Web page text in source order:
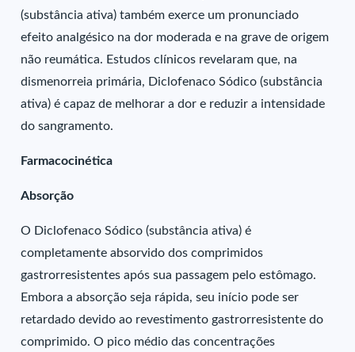
(substância ativa) também exerce um pronunciado
efeito analgésico na dor moderada e na grave de origem
não reumática. Estudos clínicos revelaram que, na
dismenorreia primária, Diclofenaco Sódico (substância
ativa) é capaz de melhorar a dor e reduzir a intensidade
do sangramento.
Farmacocinética
Absorção
O Diclofenaco Sódico (substância ativa) é
completamente absorvido dos comprimidos
gastrorresistentes após sua passagem pelo estômago.
Embora a absorção seja rápida, seu início pode ser
retardado devido ao revestimento gastrorresistente do
comprimido. O pico médio das concentrações